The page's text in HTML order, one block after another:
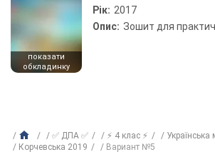
показати
обкладинку
Рік: 2017
Опис: Зошит для
✅ ДПА ✅ ⚡ 4 клас ⚡
Корчевська 2019
Вариант №5